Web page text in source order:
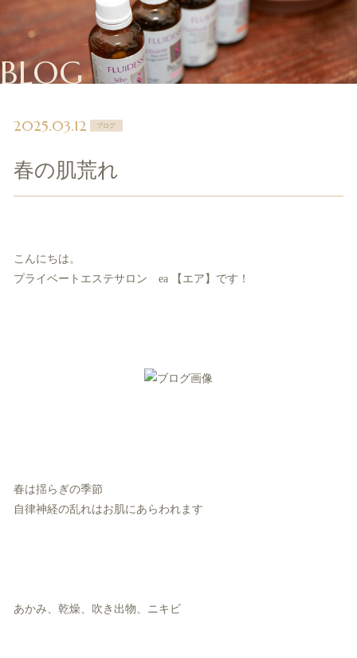
BLOG
2025.03.12 ブログ
春の肌荒れ
こんにちは。
プライベートエステサロン ea 【エア】です！
春は揺らぎの季節
自律神経の乱れはお肌にあらわれます
あかみ、乾燥、吹き出物、ニキビ